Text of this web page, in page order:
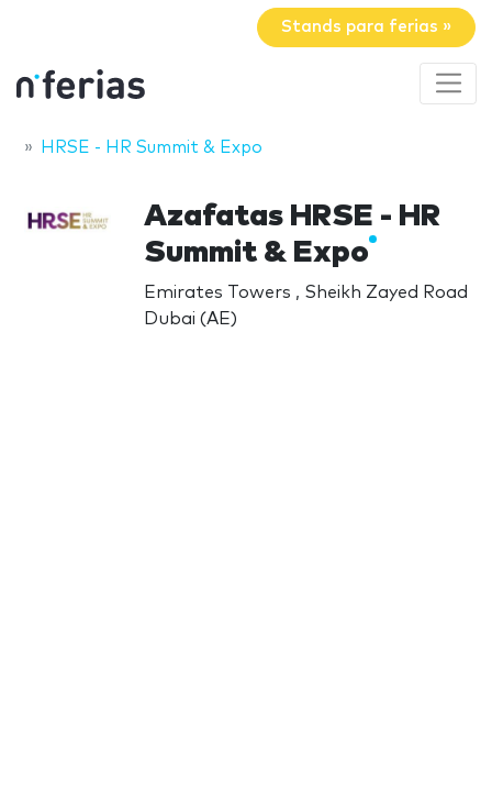
Stands para ferias »
HRSE - HR Summit & Expo
Azafatas HRSE - HR
Summit & Expo
Emirates Towers , Sheikh Zayed Road
Dubai (AE)